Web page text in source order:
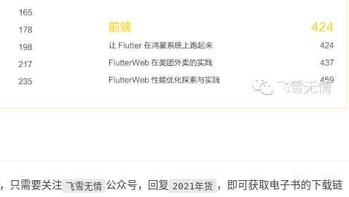
只需要关注 飞雪无情 公众号，回复 2021年货 ，即可获取电子书的下载链